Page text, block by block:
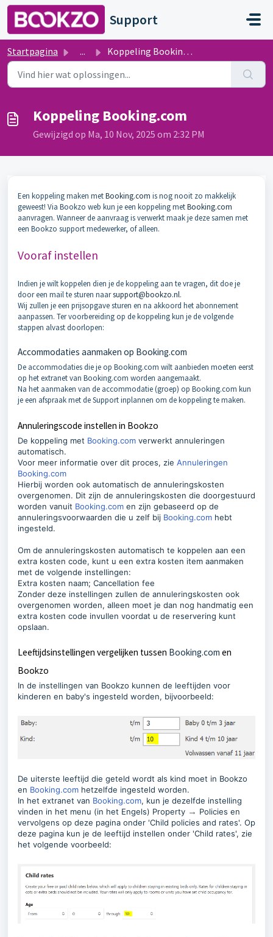
Doorgaan naar hoofdinhoud
Support
Startpagina ... Koppeling Booking.com
Koppeling Booking.com
Gewijzigd op Ma, 10 Nov, 2025 om 2:32 PM
Een koppeling maken metBooking.com is nog nooit zo makkelijk
geweest! Via Bookzo web kun je een koppeling metBooking.com
aanvragen. Wanneer de aanvraag is verwerkt maak je deze samen met
een Bookzo support medewerker, of alleen.
Vooraf instellen
Indien je wilt koppelen dien je de koppeling aan te vragen, dit doe je
door een mail te sturen naarsupport@bookzo.nl.
Wij zullen je een prijsopgave sturen en na akkoord het abonnement
aanpassen. Ter voorbereiding op de koppeling kun je de volgende
stappen alvast doorlopen:
Accommodaties aanmaken op Booking.com
De accommodaties die je op Booking.com wilt aanbieden moeten eerst
op het extranet van Booking.com worden aangemaakt.
Na het aanmaken van de accommodatie (groep) op Booking.com kun
je een afspraak met de Support inplannen om de koppeling te maken.
Annuleringscode instellen in Bookzo
De koppeling met Booking.com verwerkt annuleringen
automatisch.
Voor meer informatie over dit proces, zie Annuleringen
Booking.com
Hierbij worden ook automatisch de annuleringskosten
overgenomen. Dit zijn de annuleringskosten die doorgestuurd
worden vanuit Booking.com en zijn gebaseerd op de
annuleringsvoorwaarden die u zelf bij Booking.com hebt
ingesteld.
Om de annuleringskosten automatisch te koppelen aan een
extra kosten code, kunt u een extra kosten item aanmaken
met de volgende instellingen:
Extra kosten naam; Cancellation fee
Zonder deze instellingen zullen de annuleringskosten ook
overgenomen worden, alleen moet je dan nog handmatig een
extra kosten code invullen voordat u de reservering kunt
opslaan.
Leeftijdsinstellingen vergelijken tussen Booking.com en
Bookzo
In de instellingen van Bookzo kunnen de leeftijden voor
kinderen en baby's ingesteld worden, bijvoorbeeld:
De uiterste leeftijd die geteld wordt als kind moet in Bookzo
en Booking.com hetzelfde ingesteld worden.
In het extranet van Booking.com, kun je dezelfde instelling
vinden in het menu (in het Engels) Property → Policies en
vervolgens op deze pagina onder 'Child policies and rates'. Op
deze pagina kun je de leeftijd instellen onder 'Child rates', zie
het volgende voorbeeld: